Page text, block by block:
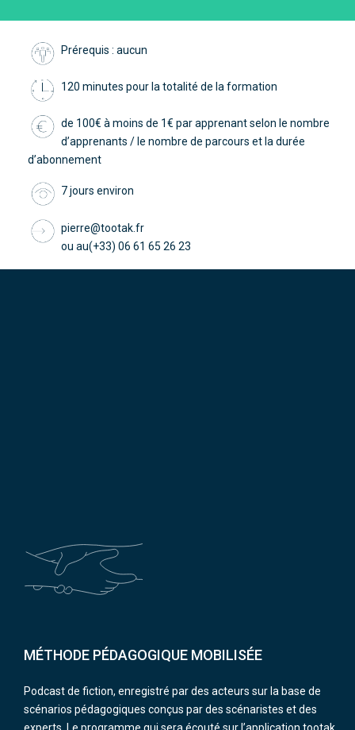
Prérequis : aucun
120 minutes pour la totalité de la formation
de 100€ à moins de 1€ par apprenant selon le nombre
d’apprenants / le nombre de parcours et la durée
d’abonnement
7 jours environ
pierre@tootak.fr
ou au(+33) 06 61 65 26 23
MÉTHODE PÉDAGOGIQUE MOBILISÉE
Podcast de fiction, enregistré par des acteurs sur la base de
scénarios pédagogiques conçus par des scénaristes et des